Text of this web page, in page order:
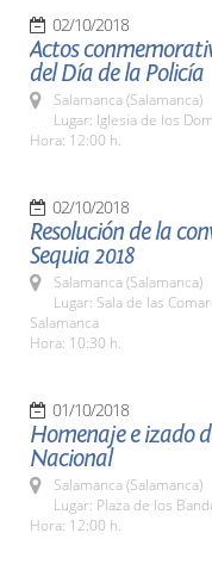
02/10/2018
Actos
del Día de la Policía
Salamanca (Salamanca)
Lugar: Iglesia de los
Hora: 12:00 h.
02/10/2018
Resolución de la
Sequia 2018
Salamanca (Salamanca)
Lugar: Sala de las
Salamanca
Hora: 10:30 h.
01/10/2018
Homenaje e izado
Nacional
Salamanca (Salamanca)
Lugar: Plaza de los
Hora: 12:00 h.